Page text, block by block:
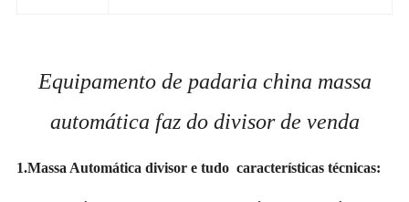
Equipamento de padaria china massa
automática faz do divisor de venda
1.Massa Automática divisor e tudo características técnicas: